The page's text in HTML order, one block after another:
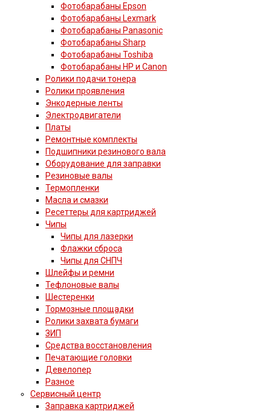
Фотобарабаны Epson
Фотобарабаны Lexmark
Фотобарабаны Panasonic
Фотобарабаны Sharp
Фотобарабаны Toshiba
Фотобарабаны HP и Canon
Ролики подачи тонера
Ролики проявления
Энкодерные ленты
Электродвигатели
Платы
Ремонтные комплекты
Подшипники резинового вала
Оборудование для заправки
Резиновые валы
Термопленки
Масла и смазки
Ресеттеры для картриджей
Чипы
Чипы для лазерки
Флажки сброса
Чипы для СНПЧ
Шлейфы и ремни
Тефлоновые валы
Шестеренки
Тормозные площадки
Ролики захвата бумаги
ЗИП
Средства восстановления
Печатающие головки
Девелопер
Разное
Сервисный центр
Заправка картриджей